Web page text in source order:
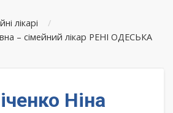
лікарі
/
– сімейний лікар РЕНІ ОДЕСЬКА
Ніна